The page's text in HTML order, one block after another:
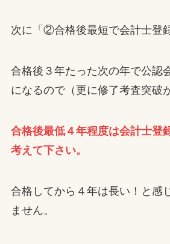
次に「②合格後最短で会計士登
合格後３年たった次の年で公認
になるので（更に修了考査突破
合格後最低４年程度は会計士登
考えて下さい。
合格してから４年は長い！と感
ません。